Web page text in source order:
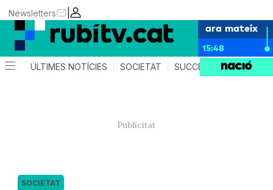
|
Newsletters
ara mateix
15:48
ÚLTIMES NOTÍCIES SOCIETAT SUCCESSOS
SOCIETAT